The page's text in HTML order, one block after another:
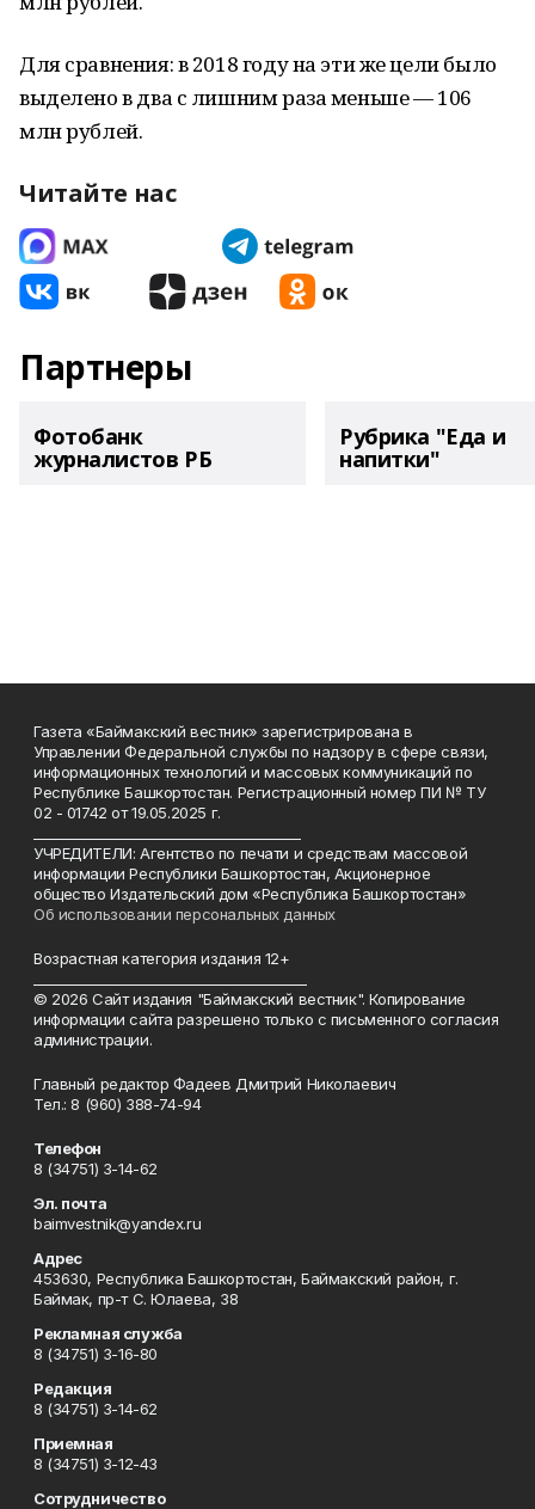
Для сравнения: в 2018 году на эти же цели было
выделено в два с лишним раза меньше — 106
млн рублей.
Читайте нас
Партнеры
Фотобанк
журналистов РБ
Рубрика "Еда и
напитки"
Газета «Баймакский вестник» зарегистрирована в
Управлении Федеральной службы по надзору в сфере связи,
информационных технологий и массовых коммуникаций по
Республике Башкортостан. Регистрационный номер ПИ № ТУ
02 - 01742 от 19.05.2025 г.
УЧРЕДИТЕЛИ: Агентство по печати и средствам массовой
информации Республики Башкортостан, Акционерное
общество Издательский дом «Республика Башкортостан»
Об использовании персональных данных
Возрастная категория издания 12+
© 2026 Сайт издания "Баймакский вестник". Копирование
информации сайта разрешено только с письменного согласия
администрации.
Главный редактор Фадеев Дмитрий Николаевич
Тел.: 8 (960) 388-74-94
Телефон
8 (34751) 3-14-62
Эл. почта
baimvestnik@yandex.ru
Адрес
453630, Республика Башкортостан, Баймакский район, г.
Баймак, пр-т С. Юлаева, 38
Рекламная служба
8 (34751) 3-16-80
Редакция
8 (34751) 3-14-62
Приемная
8 (34751) 3-12-43
Сотрудничество